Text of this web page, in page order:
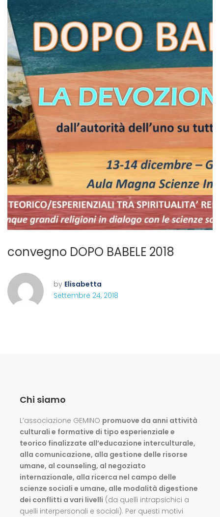
convegno DOPO BABELE 2018
by Elisabetta
Settembre 24, 2018
Chi siamo
L’associazione GEMINO promuove da anni attività
culturali e formative di tipo esperienziale e
teorico finalizzate all’educazione interculturale,
alla comunicazione, alla gestione delle risorse
umane, al counseling, al negoziato
internazionale, alla ricerca nel campo delle
scienze sociali e umane, alle modalità digestione
dei conflitti a vari livelli (da quelli intrapsichici a
quelli interpersonali e sociali). Per questi motivi